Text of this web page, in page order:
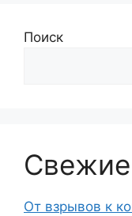
Поиск
От взрывов к